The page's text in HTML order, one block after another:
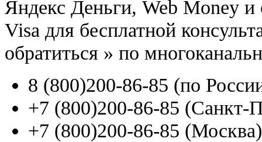
Яндекс Деньги, Web Money и
Visa для бесплатной
обратиться » по
8 (800)200-86-85 (по
+7 (800)200-86-85 (Санкт-
+7 (800)200-86-85 (Москва)